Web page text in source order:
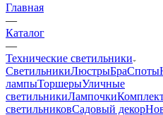
Главная
—
Каталог
—
Технические светильники
СветильникиЛюстрыБраСпоты
лампыТоршерыУличные
светильникиЛампочки
светильниковСадовый декор